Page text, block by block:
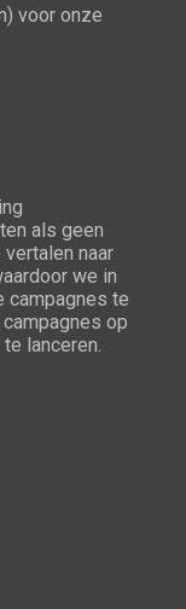
voor onze
als geen
naar
we in
campagnes te
op
lanceren.